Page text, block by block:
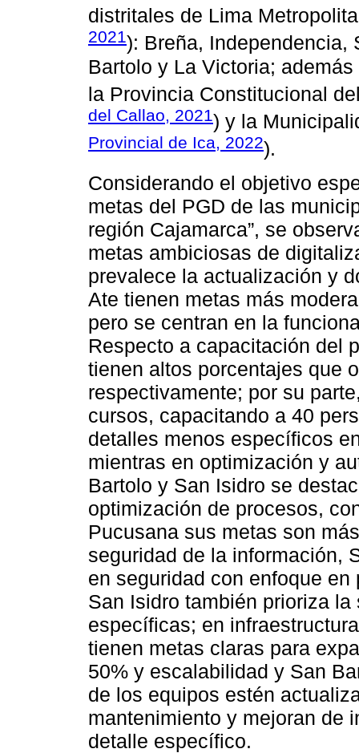
distritales de Lima
2021): Breña, Independencia,
Bartolo y La Victoria;
la Provincia Constitucional
del Callao, 2021) y la
Provincial de Ica, 2022).
Considerando el objetivo
metas del PGD de las
región Cajamarca”, se
metas ambiciosas de
prevalece la actualización y
Ate tienen metas más
pero se centran en la
Respecto a capacitación del
tienen altos porcentajes que
respectivamente; por su
cursos, capacitando a 40
detalles menos específicos
mientras en optimización y
Bartolo y San Isidro se
optimización de procesos,
Pucusana sus metas son
seguridad de la información,
en seguridad con enfoque
San Isidro también prioriza
específicas; en
tienen metas claras para
50% y escalabilidad y San
de los equipos estén
mantenimiento y mejoran de
detalle específico.